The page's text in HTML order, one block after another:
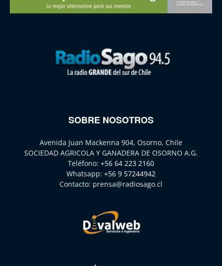
SOBRE NOSOTROS
Avenida Juan Mackenna 904, Osorno, Chile
SOCIEDAD AGRICOLA Y GANADERA DE OSORNO A.G.
Teléfono: +56 64 223 2160
Whatsapp: +56 9 57244942
Contacto: prensa@radiosago.cl